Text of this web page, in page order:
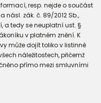
resp. nejde o součást
násl. zák. č. 89/2012 Sb.,
a tedy se neuplatní ust. §
v platném znění. K
může dojít toliko v listinné
náležitostech, přičemž
přímo mezi smluvními